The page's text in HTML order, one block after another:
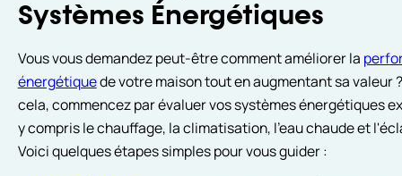
Systèmes Énergétiques
Vous vous demandez peut-être comment améliorer la
énergétiquede votre maison tout en augmentant sa valeur
cela, commencez par évaluer vos systèmes énergétiques
y compris le chauffage, la climatisation, l'eau chaude et
Voici quelques étapes simples pour vous guider :